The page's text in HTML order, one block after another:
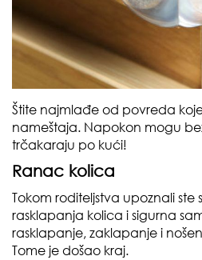
Štite najmlađe od povreda
nameštaja. Napokon mogu
trčakaraju po kući!
Ranac kolica
Tokom roditeljstva upoznali ste
rasklapanja kolica i sigurna
rasklapanje, zaklapanje i
Tome je došao kraj.